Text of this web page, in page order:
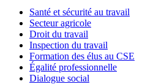
Santé et sécurité au travail
Secteur agricole
Droit du travail
Inspection du travail
Formation des élus au CSE
Égalité professionnelle
Dialogue social